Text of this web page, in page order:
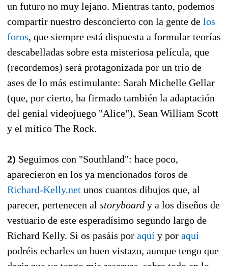
un futuro no muy lejano. Mientras tanto, podemos
compartir nuestro desconcierto con la gente de los
foros, que siempre está dispuesta a formular teorías
descabelladas sobre esta misteriosa película, que
(recordemos) será protagonizada por un trío de
ases de lo más estimulante: Sarah Michelle Gellar
(que, por cierto, ha firmado también la adaptación
del genial videojuego "Alice"), Sean William Scott
y el mítico The Rock.
2) Seguimos con "Southland": hace poco,
aparecieron en los ya mencionados foros de
Richard-Kelly.net unos cuantos dibujos que, al
parecer, pertenecen al storyboard y a los diseños de
vestuario de este esperadísimo segundo largo de
Richard Kelly. Si os pasáis por aquí y por aquí
podréis echarles un buen vistazo, aunque tengo que